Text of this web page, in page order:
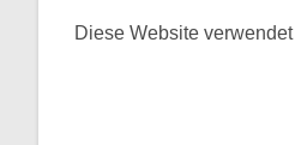
Kommentieren
Diese Website